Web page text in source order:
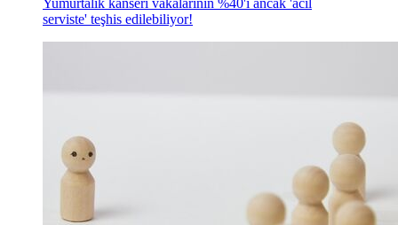
serviste' teşhis edilebiliyor!